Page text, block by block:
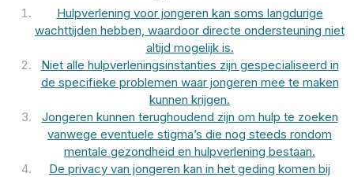
Hulpverlening voor jongeren kan soms langdurige
wachttijden hebben, waardoor directe ondersteuning niet
altijd mogelijk is.
Niet alle hulpverleningsinstanties zijn gespecialiseerd in
de specifieke problemen waar jongeren mee te maken
kunnen krijgen.
Jongeren kunnen terughoudend zijn om hulp te zoeken
vanwege eventuele stigma’s die nog steeds rondom
mentale gezondheid en hulpverlening bestaan.
De privacy van jongeren kan in het geding komen bij